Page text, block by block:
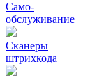
Само-
обслуживание
Сканеры
штрихкода